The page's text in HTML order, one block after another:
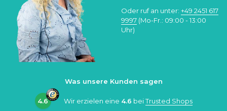
Oder ruf an unter: +49 2451 617
9997 (Mo-Fr.: 09:00 - 13:00
Uhr)
Was unsere Kunden sagen
4.6 Wir erzielen eine 4.6 beiTrusted Shops